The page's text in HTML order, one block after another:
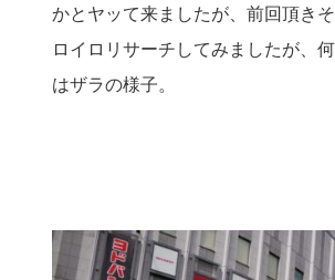
かとヤッて来ましたが、前回頂き
ロイロリサーチしてみましたが、
はザラの様子。